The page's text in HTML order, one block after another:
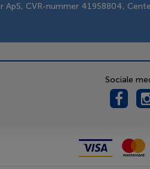
ApS, CVR-nummer 41958804,
Sociale